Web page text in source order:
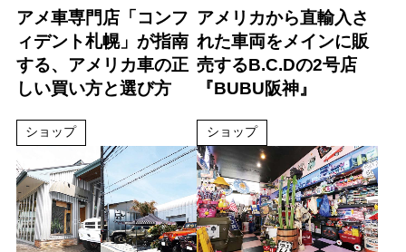
アメ車専門店「コンフ
ィデント札幌」が指南
する、アメリカ車の正
しい買い方と選び方
ショップ
アメリカから直輸入さ
れた車両をメインに販
売するB.C.Dの2号店
『BUBU阪神』
ショップ